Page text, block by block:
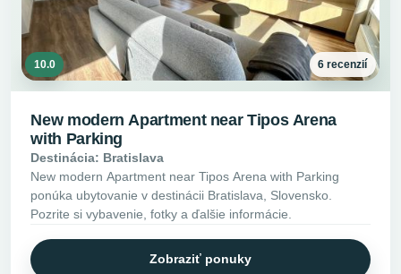
10.0 6 recenzií
New modern Apartment near Tipos Arena
with Parking
Destinácia: Bratislava
New modern Apartment near Tipos Arena with Parking
ponúka ubytovanie v destinácii Bratislava, Slovensko.
Pozrite si vybavenie, fotky a ďalšie informácie.
Zobraziť ponuky